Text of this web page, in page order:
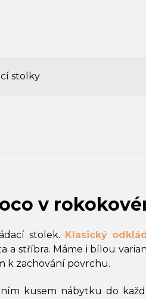
stolky
v
stolek. Klasický
a stříbra. Máme i bílou
k zachování povrchu.
kusem nábytku do